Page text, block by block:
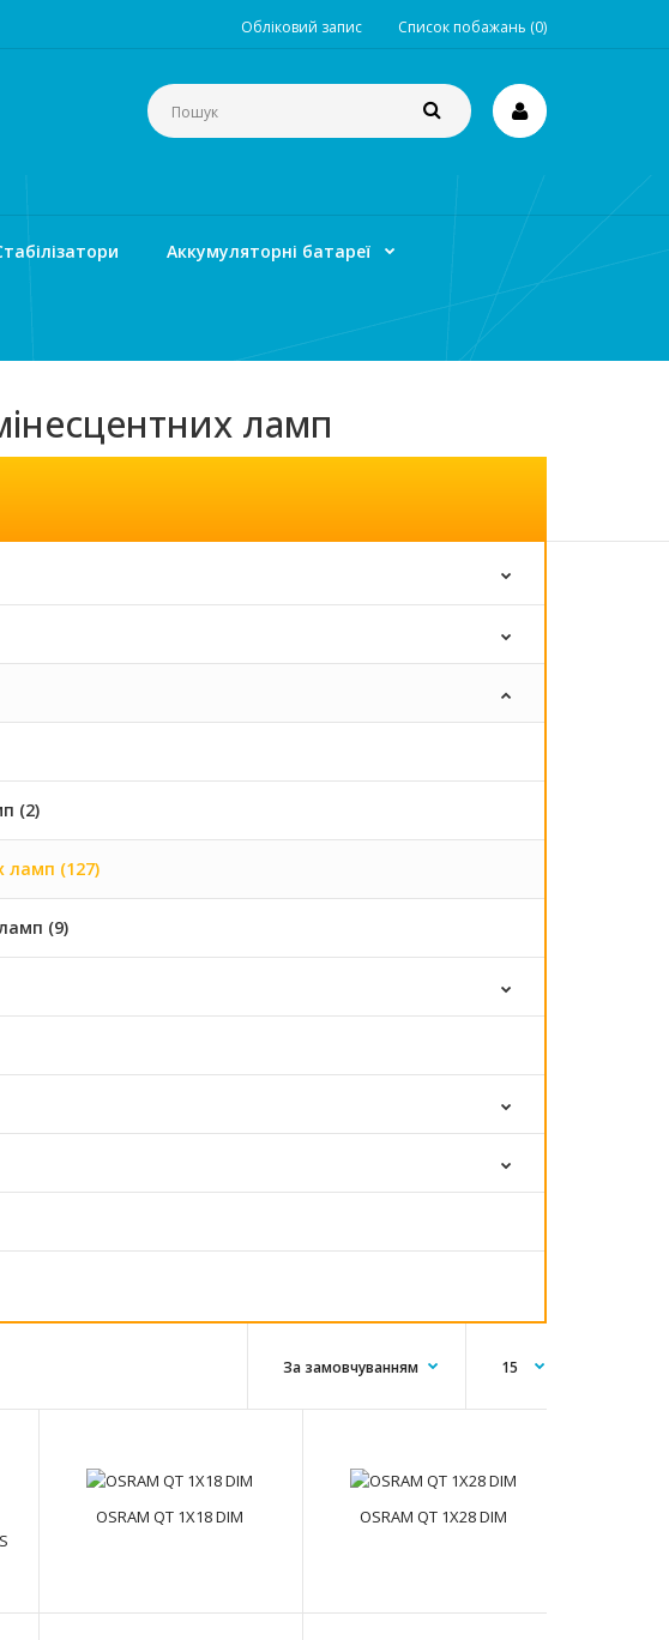
Обліковий запис Список побажань (0)
Аккумуляторні батареї
ламп
(2)
ламп (127)
(9)
S
Переваги продукту Оптимізований коефіцієнт
витрат і вигод Компактні розміри та мала вага для ..
OSRAM QT 1X18 DIM OSRAM QT 1X28 DIM